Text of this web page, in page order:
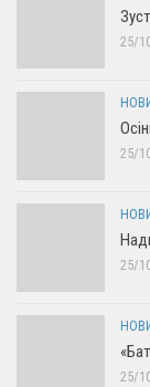
25/
25/
25/
25/